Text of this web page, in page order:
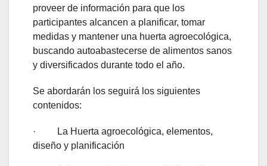
proveer de información para que los
participantes alcancen a planificar, tomar
medidas y mantener una huerta agroecológica,
buscando autoabastecerse de alimentos sanos
y diversificados durante todo el año.
Se abordarán los seguirá los siguientes
contenidos:
· La Huerta agroecológica, elementos,
diseño y planificación